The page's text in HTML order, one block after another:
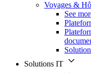
Voyages &
See
Solutions IT